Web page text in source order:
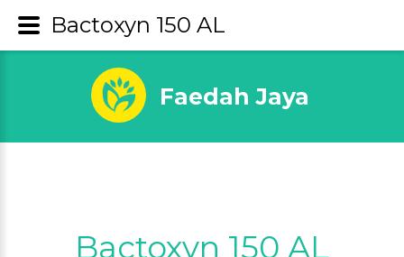
Faedah Jaya
Bactoxyn 150 AL
Bactoxyn 150 AL